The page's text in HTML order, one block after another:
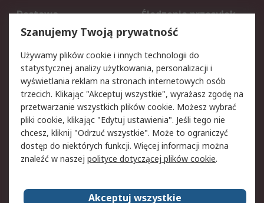
Dostawa
Śledzenie przesyłek
Reklamacje i zwroty
Rejestracja
Aspekty prawne
Bezpieczeństwo e-
maila
Polityka dotycząca
plików cookie
Polityka prywatności
Użytkowanie witryny
Zastrzeżenia prawne
Warunki Sprzedaży
Kontakt
Szanujemy Twoją prywatność
Używamy plików cookie i innych technologii do
statystycznej analizy użytkowania, personalizacji i
wyświetlania reklam na stronach internetowych osób
trzecich. Klikając "Akceptuj wszystkie", wyrażasz zgodę na
przetwarzanie wszystkich plików cookie. Możesz wybrać
pliki cookie, klikając "Edytuj ustawienia". Jeśli tego nie
chcesz, kliknij "Odrzuć wszystkie". Może to ograniczyć
dostęp do niektórych funkcji. Więcej informacji można
znaleźć w naszej polityce dotyczącej plików cookie.
Akceptuj wszystkie